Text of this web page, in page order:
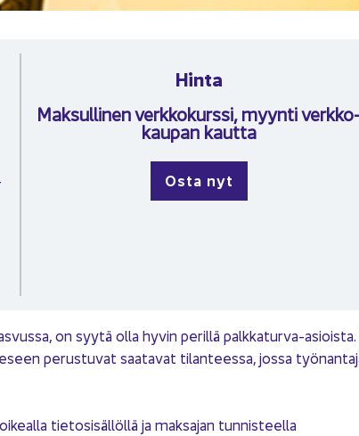
Hinta
Mak­sul­li­nen verk­ko­kurs­si, myyn­ti
kau­pan kaut­ta
Osta nyt
on syytä olla hyvin pe­ril­lä palkkaturva-​
pe­rus­tu­vat saa­ta­vat ti­lan­tees­sa, jossa
tie­to­si­säl­löl­lä ja mak­sa­jan tun­nis­teel­la